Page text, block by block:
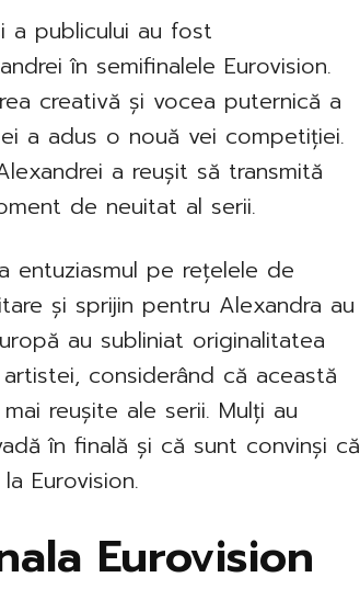
a publicului au fost
în semifinalele Eurovision.
creativă și vocea puternică a
a adus o nouă vei competiției.
a reușit să transmită
de neuitat al serii.
entuziasmul pe rețelele de
și sprijin pentru Alexandra au
au subliniat originalitatea
considerând că această
reușite ale serii. Mulți au
în finală și că sunt convinși că
Eurovision.
Eurovision